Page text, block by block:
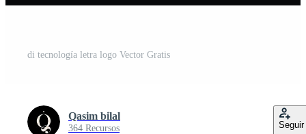
di tecnología letra logo Vector Gratis
Qasim bilal
364 Recursos Seguir